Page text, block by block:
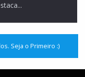
Seja o Primeiro :)